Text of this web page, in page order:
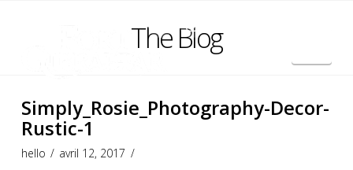
The Blog
Simply_Rosie_Photography-Decor-
Rustic-1
hello avril 12, 2017